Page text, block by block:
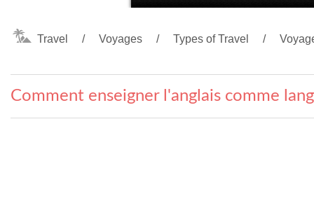
Travel Voyages Types of Travel
Comment enseigner l'anglais comme